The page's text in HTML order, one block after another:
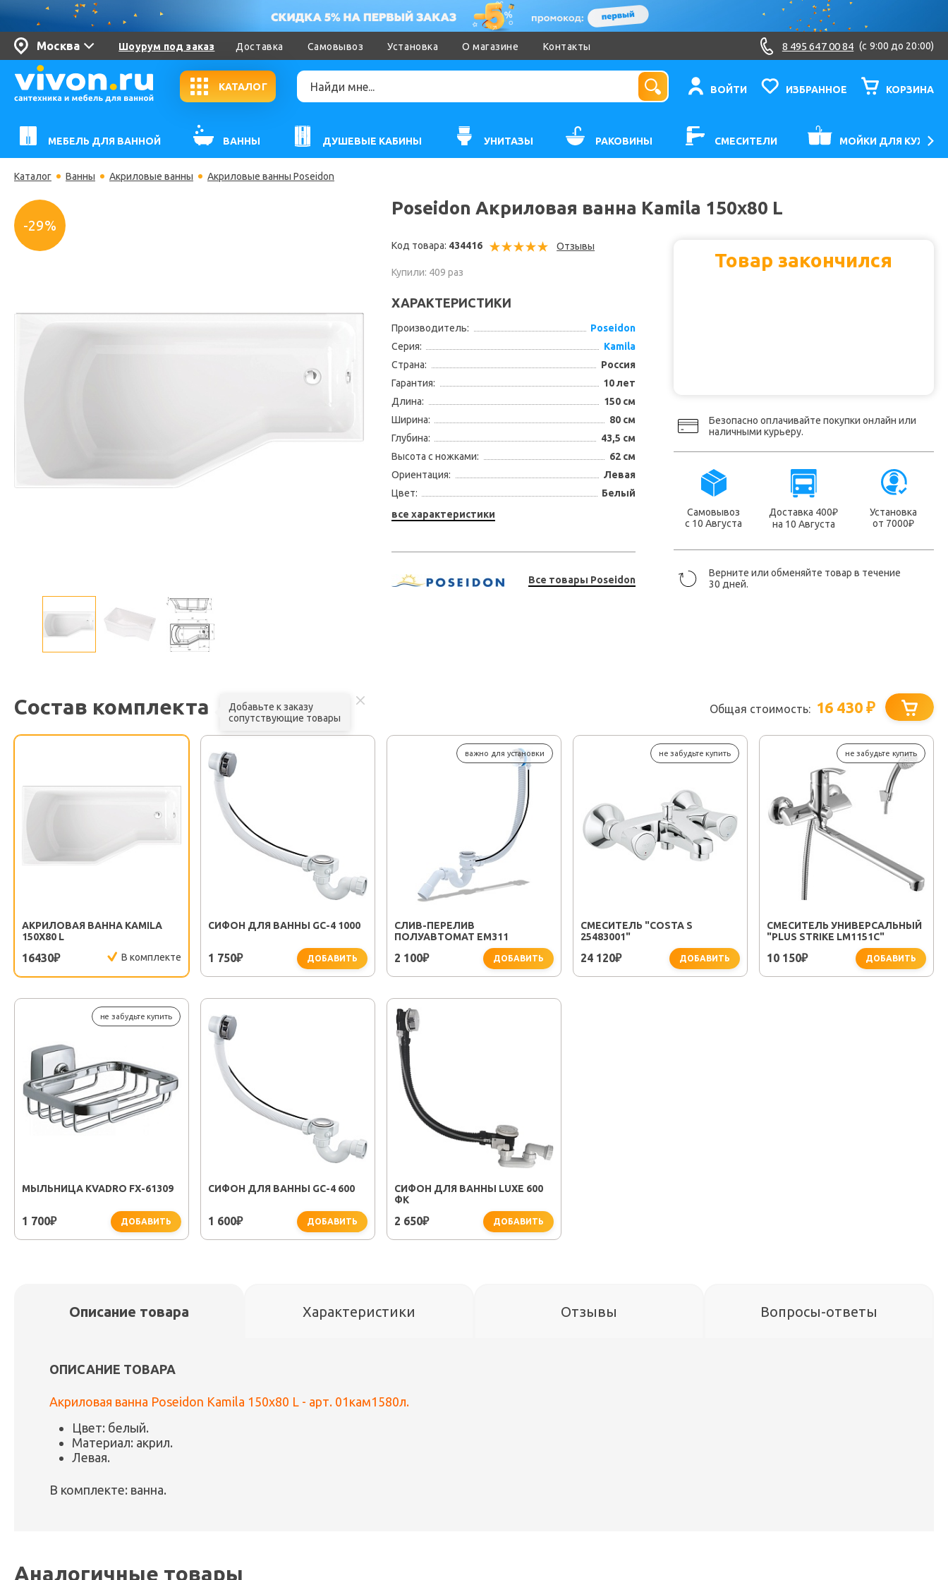
Москва Шоурум под заказ Доставка Самовывоз Установка О магазине Контакты 8 495 647 00 84 (c 9:00 до 20:00)
КАТАЛОГ ВОЙТИ ИЗБРАННОЕ КОРЗИНА
МЕБЕЛЬ ДЛЯ ВАННОЙ ВАННЫ ДУШЕВЫЕ КАБИНЫ УНИТАЗЫ РАКОВИНЫ СМЕСИТЕЛИ МОЙКИ ДЛЯ КУХНИ
Каталог Ванны Акриловые ванны Акриловые ванны Poseidon
-29%
Poseidon Акриловая ванна Kamila 150x80 L
Код товара: 434416 Отзывы
Купили: 409 раз
ХАРАКТЕРИСТИКИ
Производитель:
Poseidon
Серия:
Kamila
Страна:
Россия
Гарантия:
10 лет
Длина:
150 см
Ширина:
80 см
Глубина:
43,5 см
Высота с ножками:
62 см
Ориентация:
Левая
Цвет:
Белый
все характеристики
Все товары Poseidon
Товар закончился
Безопасно оплачивайте покупки онлайн или
наличными курьеру.
Самовывоз
с 10 Августа
Доставка 400₽
на 10 Августа
Установка
от 7000₽
Верните или обменяйте товар в течение
30 дней.
Состав комплекта
Добавьте к заказу
сопутствующие товары
Общая стоимость: 16 430₽
АКРИЛОВАЯ ВАННА KAMILA
150X80 L
16430₽ В комплекте
СИФОН ДЛЯ ВАННЫ GC-4 1000
1 750₽ ДОБАВИТЬ
важно для установки
CЛИВ-ПЕРЕЛИВ
ПОЛУАВТОМАТ EM311
2 100₽ ДОБАВИТЬ
не забудьте купить
СМЕСИТЕЛЬ "COSTA S
25483001"
24 120₽ ДОБАВИТЬ
не забудьте купить
СМЕСИТЕЛЬ УНИВЕРСАЛЬНЫЙ
"PLUS STRIKE LM1151C"
10 150₽ ДОБАВИТЬ
не забудьте купить
МЫЛЬНИЦА KVADRO FX-61309
1 700₽ ДОБАВИТЬ
СИФОН ДЛЯ ВАННЫ GC-4 600
1 600₽ ДОБАВИТЬ
СИФОН ДЛЯ ВАННЫ LUXE 600
ФК
2 650₽ ДОБАВИТЬ
Описание товара Характеристики Отзывы Вопросы-ответы
ОПИСАНИЕ ТОВАРА
Акриловая ванна Poseidon Kamila 150x80 L - арт. 01кам1580л.
Цвет: белый.
Материал: акрил.
Левая.
В комплекте: ванна.
Аналогичные товары